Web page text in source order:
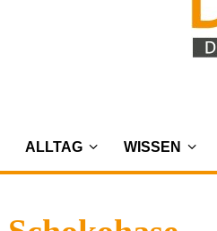
ALLTAG WISSEN